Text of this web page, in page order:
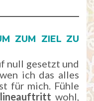
ZUM ZIEL ZU
null gesetzt und
ich das alles
für mich. Fühle
wohl,